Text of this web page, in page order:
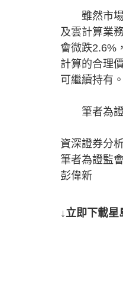
雖然市場
及雲計算業
會微跌2.6%
計算的合理
可繼續持有。
筆者為證
資深證券分
筆者為證監
彭偉新
↓立即下載星